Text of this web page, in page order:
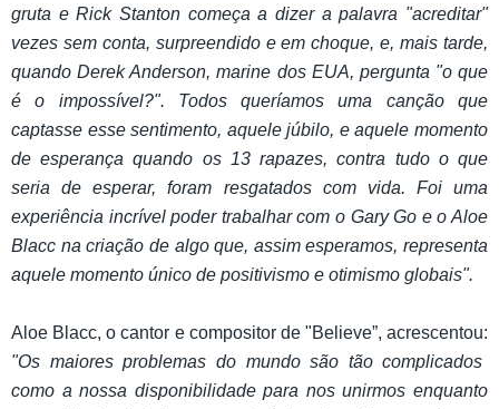
gruta e Rick Stanton começa a dizer a palavra "acreditar"
vezes sem conta, surpreendido e em choque, e, mais tarde,
quando Derek Anderson, marine dos EUA, pergunta "o que
é o impossível?". Todos queríamos uma canção que
captasse esse sentimento, aquele júbilo, e aquele momento
de esperança quando os 13 rapazes, contra tudo o que
seria de esperar, foram resgatados com vida. Foi uma
experiência incrível poder trabalhar com o Gary Go e o Aloe
Blacc na criação de algo que, assim esperamos, representa
aquele momento único de positivismo e otimismo globais".
Aloe Blacc, o cantor e compositor de "Believe”, acrescentou:
"Os maiores problemas do mundo são tão complicados
como a nossa disponibilidade para nos unirmos enquanto